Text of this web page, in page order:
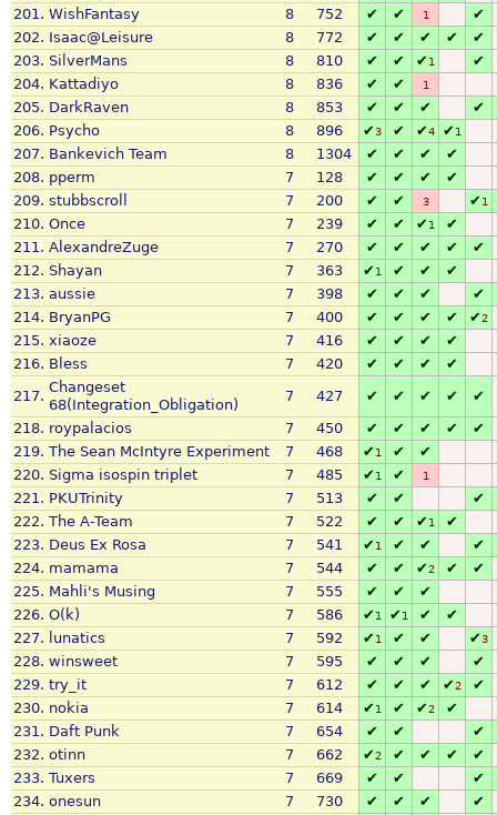
201. WishFantasy 8 752 ✔ ✔ 1
✔
202. Isaac@Leisure 8 772 ✔ ✔ ✔ ✔
✔
203. SilverMans 8 810 ✔ ✔ ✔1
✔
204. Kattadiyo 8 836 ✔ ✔ 1
205. DarkRaven 8 853 ✔ ✔ ✔
✔
206. Psycho 8 896 ✔3 ✔ ✔4 ✔1
207. Bankevich Team 8 1304 ✔ ✔ ✔
✔
208. pperm 7 128 ✔ ✔ ✔
✔
209. stubbscroll 7 200 ✔ ✔ 3 ✔1
210. Once 7 239 ✔ ✔ ✔1
✔
211. AlexandreZuge 7 270 ✔ ✔ ✔ ✔
✔
212. Shayan 7 363 ✔1 ✔ ✔
✔
213. aussie 7 398 ✔ ✔ ✔
✔
214. BryanPG 7 400 ✔ ✔ ✔ ✔ ✔2
215. xiaoze 7 416 ✔ ✔ ✔
✔
216. Bless 7 420 ✔ ✔ ✔
✔
217.
Changeset
68(Integration_Obligation)
7 427 ✔ ✔ ✔ ✔
✔
218. roypalacios 7 450 ✔ ✔ ✔ ✔
✔
219. The Sean McIntyre Experiment 7 468 ✔1 ✔
✔
220. Sigma isospin triplet 7 485 ✔1 ✔ 1
221. PKUTrinity 7 513 ✔ ✔
✔
222. The A-Team 7 522 ✔ ✔ ✔1
✔
223. Deus Ex Rosa 7 541 ✔1 ✔ ✔
✔
224. mamama 7 544 ✔ ✔ ✔2 ✔
✔
225. Mahli's Musing 7 555 ✔ ✔
✔
226. O(k) 7 586 ✔1 ✔1 ✔
✔
227.
lunatics 7 592 ✔1 ✔ ✔ ✔3
228. winsweet 7 595 ✔ ✔ ✔
✔
229. try_it 7 612 ✔ ✔ ✔ ✔2
✔
230. nokia 7 614 ✔1 ✔ ✔2
✔
231. Daft Punk 7 654 ✔ ✔
✔
232. otinn 7 662 ✔2 ✔ ✔ ✔
✔
233. Tuxers 7 669 ✔ ✔
✔
234. onesun 7 730 ✔ ✔ ✔
✔